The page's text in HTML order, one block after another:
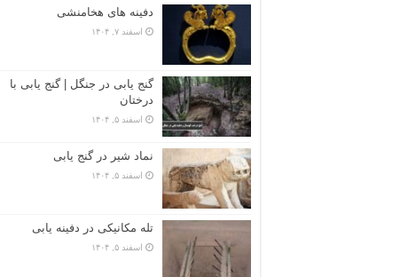
دفینه های هخامنشی
اسفند ۷, ۱۴۰۴
گنج یابی در جنگل | گنج یابی با
درختان
اسفند ۵, ۱۴۰۴
نماد شیر در گنج یابی
اسفند ۵, ۱۴۰۴
تله مکانیکی در دفینه یابی
اسفند ۵, ۱۴۰۴